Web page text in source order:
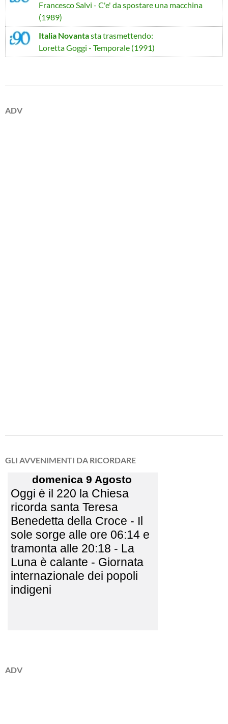
Francesco Salvi - C'e' da spostare una macchina
(1989)
Italia Novantasta trasmettendo:
Loretta Goggi - Temporale (1991)
ADV
GLI AVVENIMENTI DA RICORDARE
ADV